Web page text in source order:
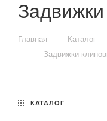
Главная — Каталог
— Задвижки
КАТАЛОГ